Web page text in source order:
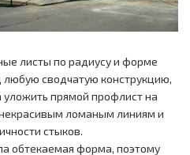
листы по радиусу и форме
любую сводчатую конструкцию,
уложить прямой профлист на
ломаным линиям и
стыков.
обтекаемая форма, поэтому